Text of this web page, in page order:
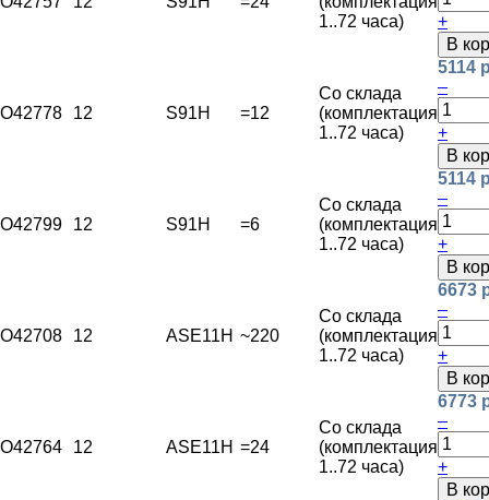
1..72 часа)
+
В
O42778 12 S91H =12
Со склада
(комплектация
1..72 часа)
5114
–
+
В
O42799 12 S91H =6
Со склада
(комплектация
1..72 часа)
5114
–
+
В
O42708 12 ASE11H ~220
Со склада
(комплектация
1..72 часа)
6673
–
+
В
O42764 12 ASE11H =24
Со склада
(комплектация
1..72 часа)
6773
–
+
В